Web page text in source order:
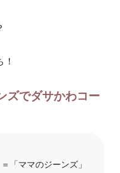
ズでダサかわコー
「ママのジーンズ」